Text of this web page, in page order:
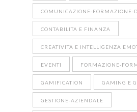
COMUNICAZIONE-FORMAZIONE-
CONTABILITA E FINANZA
CREATIVITA E INTELLIGENZA
EVENTI FORMAZIONE-
GAMIFICATION GAMING E
GESTIONE-AZIENDALE